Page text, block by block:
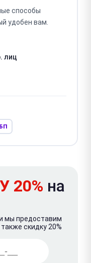
способы
удобен вам.
лиц
20% на
мы предоставим
скидку 20%